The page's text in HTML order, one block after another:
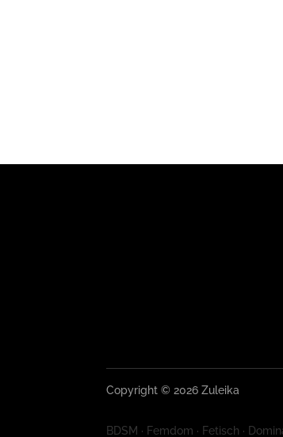
Copyright © 2026 Zuleika
BDSM · Femdom · Fetisch ·